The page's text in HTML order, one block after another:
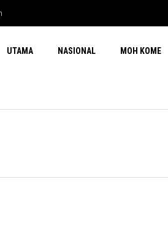
UTAMA NASIONAL MOH KOME